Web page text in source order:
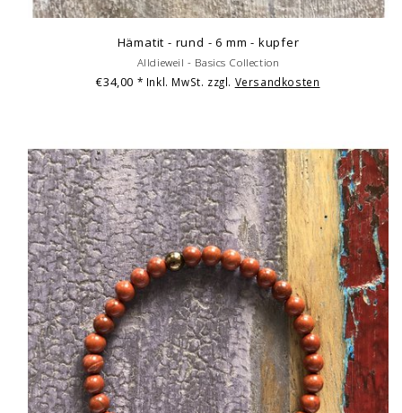
Hämatit - rund - 6 mm - kupfer
Alldieweil - Basics Collection
€34,00 * Inkl. MwSt. zzgl. Versandkosten